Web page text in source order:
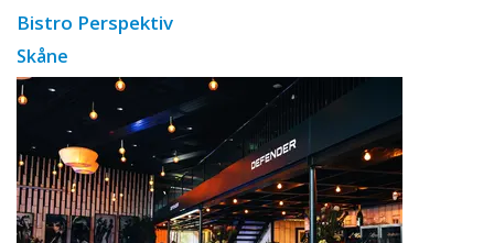
Bistro Perspektiv
Skåne